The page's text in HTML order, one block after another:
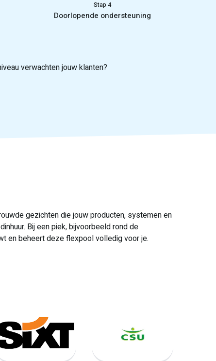
Stap
Doorlopende ondersteuning
verwachten jouw klanten?
gezichten die jouw producten, systemen en
Bij een piek, bijvoorbeeld rond de
en beheert deze flexpool volledig voor je.